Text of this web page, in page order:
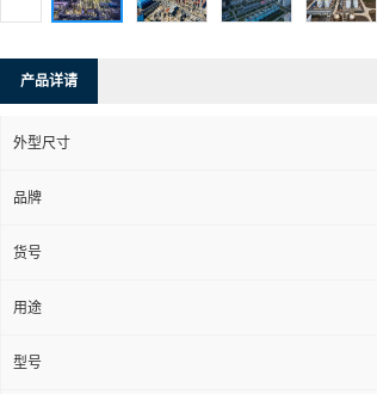
产品详请
外型尺寸
品牌
货号
用途
型号